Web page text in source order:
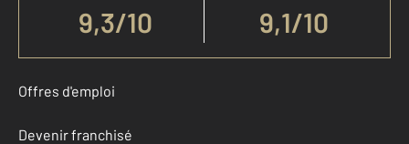
9,3/10 9,1/10
Offres d'emploi
Devenir franchisé